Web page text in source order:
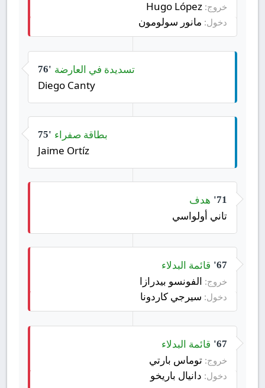
خروج:
دخول: مانور سولومون
76' تسديدة في العارضة
Diego Canty
75' بطاقة صفراء
Jaime Ortíz
71'
هدف
تاني أولواسي
67' قائمة البدلاء
خروج: الفونسو بيدرازا
دخول: سيرجي كاردونا
67' قائمة البدلاء
خروج: توماس بارتي
دخول: دانيال باريخو